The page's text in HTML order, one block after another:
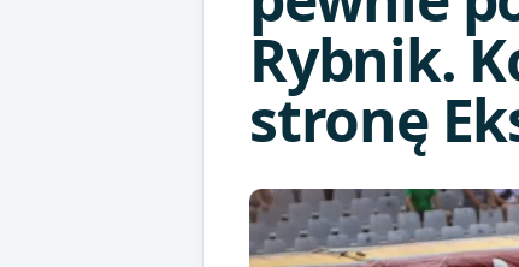
Rybnik.
stronę